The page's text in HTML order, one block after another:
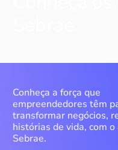
Conheça a força que
empreendedores têm
transformar negócios,
histórias de vida, com o
Sebrae.